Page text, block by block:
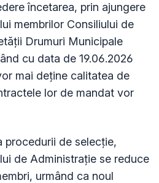
încetarea, prin ajungere
membrilor Consiliului de
Drumuri Municipale
cu data de 19.06.2026
mai deține calitatea de
lor de mandat vor
procedurii de selecție,
de Administrație se reduce
urmând ca noul